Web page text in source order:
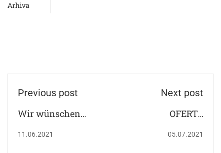
Arhiva
Previous post
Wir wünschen
11.06.2021
Next post
OFERTA
05.07.2021